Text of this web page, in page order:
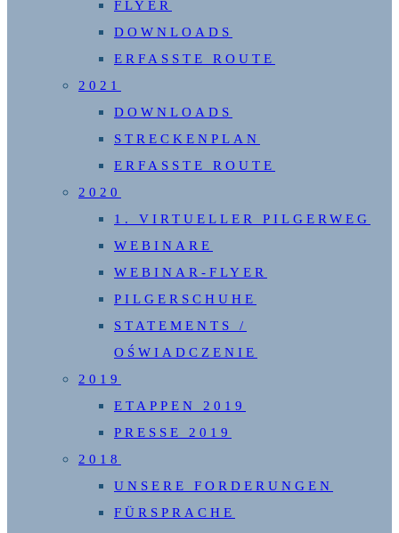
FLYER
DOWNLOADS
ERFASSTE ROUTE
2021
DOWNLOADS
STRECKENPLAN
ERFASSTE ROUTE
2020
1. VIRTUELLER PILGERWEG
WEBINARE
WEBINAR-FLYER
PILGERSCHUHE
STATEMENTS /
OŚWIADCZENIE
2019
ETAPPEN 2019
PRESSE 2019
2018
UNSERE FORDERUNGEN
FÜRSPRACHE